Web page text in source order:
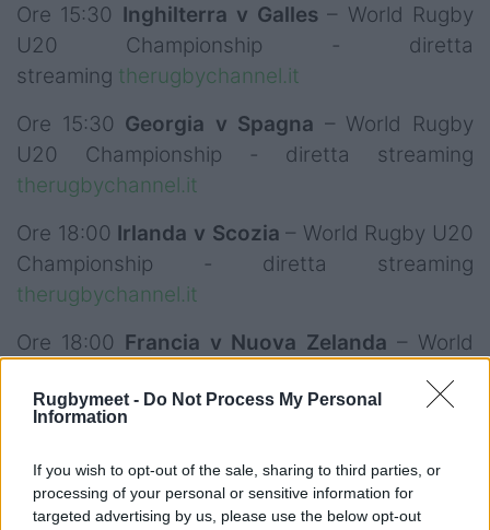
Rugbymeet - Do Not Process My Personal
Information
If you wish to opt-out of the sale, sharing to third parties, or
processing of your personal or sensitive information for
targeted advertising by us, please use the below opt-out
Ore 15:30 Inghilterra v Galles – World Rugby
U20 Championship - diretta
streaming therugbychannel.it
Ore 15:30 Georgia v Spagna – World Rugby
U20 Championship - diretta streaming
therugbychannel.it
Ore 18:00 Irlanda v Scozia – World Rugby U20
Championship - diretta streaming
therugbychannel.it
Ore 18:00 Francia v Nuova Zelanda – World
Sport Uno, Arena e Rai Sport
Rugby U20 Championship – diretta TV Sky
Sport Arena